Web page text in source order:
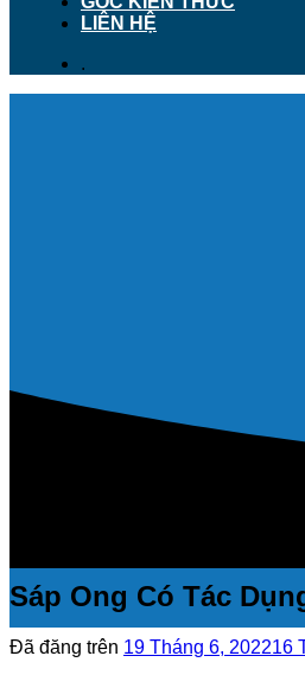
LIÊN HỆ
.
Sáp Ong Có Tác
Đã đăng trên 19 Tháng 6, 202216